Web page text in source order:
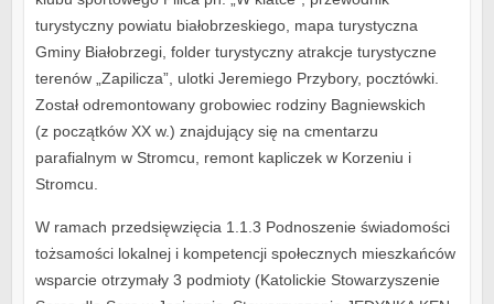
turystyczny powiatu białobrzeskiego, mapa turystyczna
Gminy Białobrzegi, folder turystyczny atrakcje turystyczne
terenów „Zapilicza”, ulotki Jeremiego Przybory, pocztówki.
Został odremontowany grobowiec rodziny Bagniewskich
(z początków XX w.) znajdujący się na cmentarzu
parafialnym w Stromcu, remont kapliczek w Korzeniu i
Stromcu.
W ramach przedsięwzięcia 1.1.3 Podnoszenie świadomości
tożsamości lokalnej i kompetencji społecznych mieszkańców
wsparcie otrzymały 3 podmioty (Katolickie Stowarzyszenie